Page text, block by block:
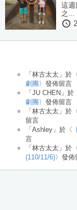
這週
之...
「 林古太太 」於〈
劇團 〉發佈留言
「 JU CHEN 」於
劇團 〉發佈留言
「 林古太太 」於〈
留言
「 Ashley 」於〈
言
「 林古太太 」於〈
(110/11/6)〉發佈